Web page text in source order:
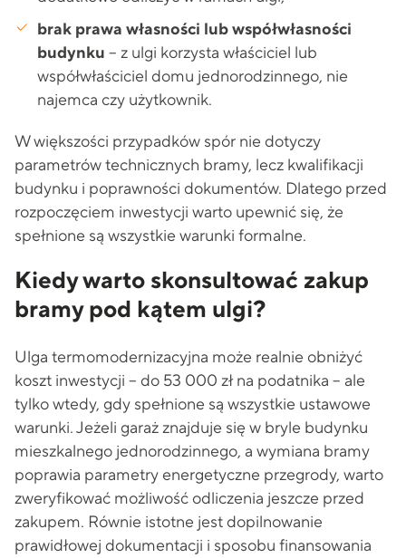
brak prawa własności lub współwłasności
budynku – z ulgi korzysta właściciel lub
współwłaściciel domu jednorodzinnego, nie
najemca czy użytkownik.
W większości przypadków spór nie dotyczy
parametrów technicznych bramy, lecz kwalifikacji
budynku i poprawności dokumentów. Dlatego przed
rozpoczęciem inwestycji warto upewnić się, że
spełnione są wszystkie warunki formalne.
Kiedy warto skonsultować zakup
bramy pod kątem ulgi?
Ulga termomodernizacyjna może realnie obniżyć
koszt inwestycji – do 53 000 zł na podatnika – ale
tylko wtedy, gdy spełnione są wszystkie ustawowe
warunki. Jeżeli garaż znajduje się w bryle budynku
mieszkalnego jednorodzinnego, a wymiana bramy
poprawia parametry energetyczne przegrody, warto
zweryfikować możliwość odliczenia jeszcze przed
zakupem. Równie istotne jest dopilnowanie
prawidłowej dokumentacji i sposobu finansowania